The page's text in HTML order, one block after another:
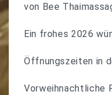
von Bee
Ein frohes 2026
Öffnungszeiten in
Vorweihnachtliche